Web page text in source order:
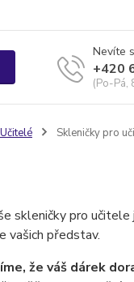
Nevíte
+420
(Po-Pá,
Skleničky pro
skleničky pro učitele
vašich představ.
že váš dárek